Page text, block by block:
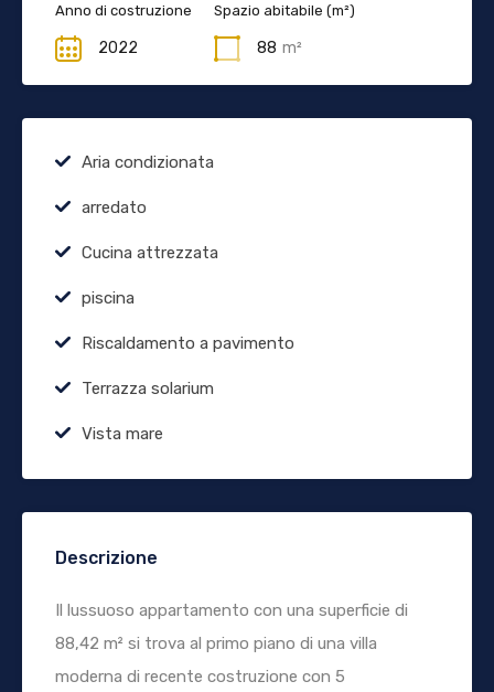
Anno di costruzione
2022
Spazio abitabile (m²)
88 m²
Aria condizionata
arredato
Cucina attrezzata
piscina
Riscaldamento a pavimento
Terrazza solarium
Vista mare
Descrizione
Il lussuoso appartamento con una superficie di
88,42 m² si trova al primo piano di una villa
moderna di recente costruzione con 5